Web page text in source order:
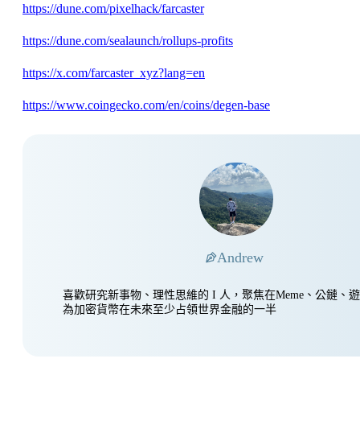
https://dune.com/pixelhack/farcaster
https://dune.com/sealaunch/rollups-profits
https://x.com/farcaster_xyz?lang=en
https://www.coingecko.com/en/coins/degen-base
Andrew
喜歡研究新事物、理性思維的 I 人，聚焦在Meme、公鏈、
為加密貨幣在未來至少占領世界金融的一半